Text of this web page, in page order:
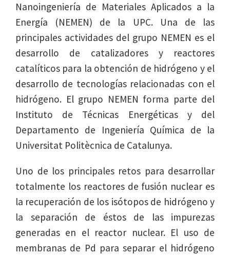
Nanoingeniería de Materiales Aplicados a la
Energía (NEMEN) de la UPC. Una de las
principales actividades del grupo NEMEN es el
desarrollo de catalizadores y reactores
catalíticos para la obtención de hidrógeno y el
desarrollo de tecnologías relacionadas con el
hidrógeno. El grupo NEMEN forma parte del
Instituto de Técnicas Energéticas y del
Departamento de Ingeniería Química de la
Universitat Politècnica de Catalunya.
Uno de los principales retos para desarrollar
totalmente los reactores de fusión nuclear es
la recuperación de los isótopos de hidrógeno y
la separación de éstos de las impurezas
generadas en el reactor nuclear. El uso de
membranas de Pd para separar el hidrógeno